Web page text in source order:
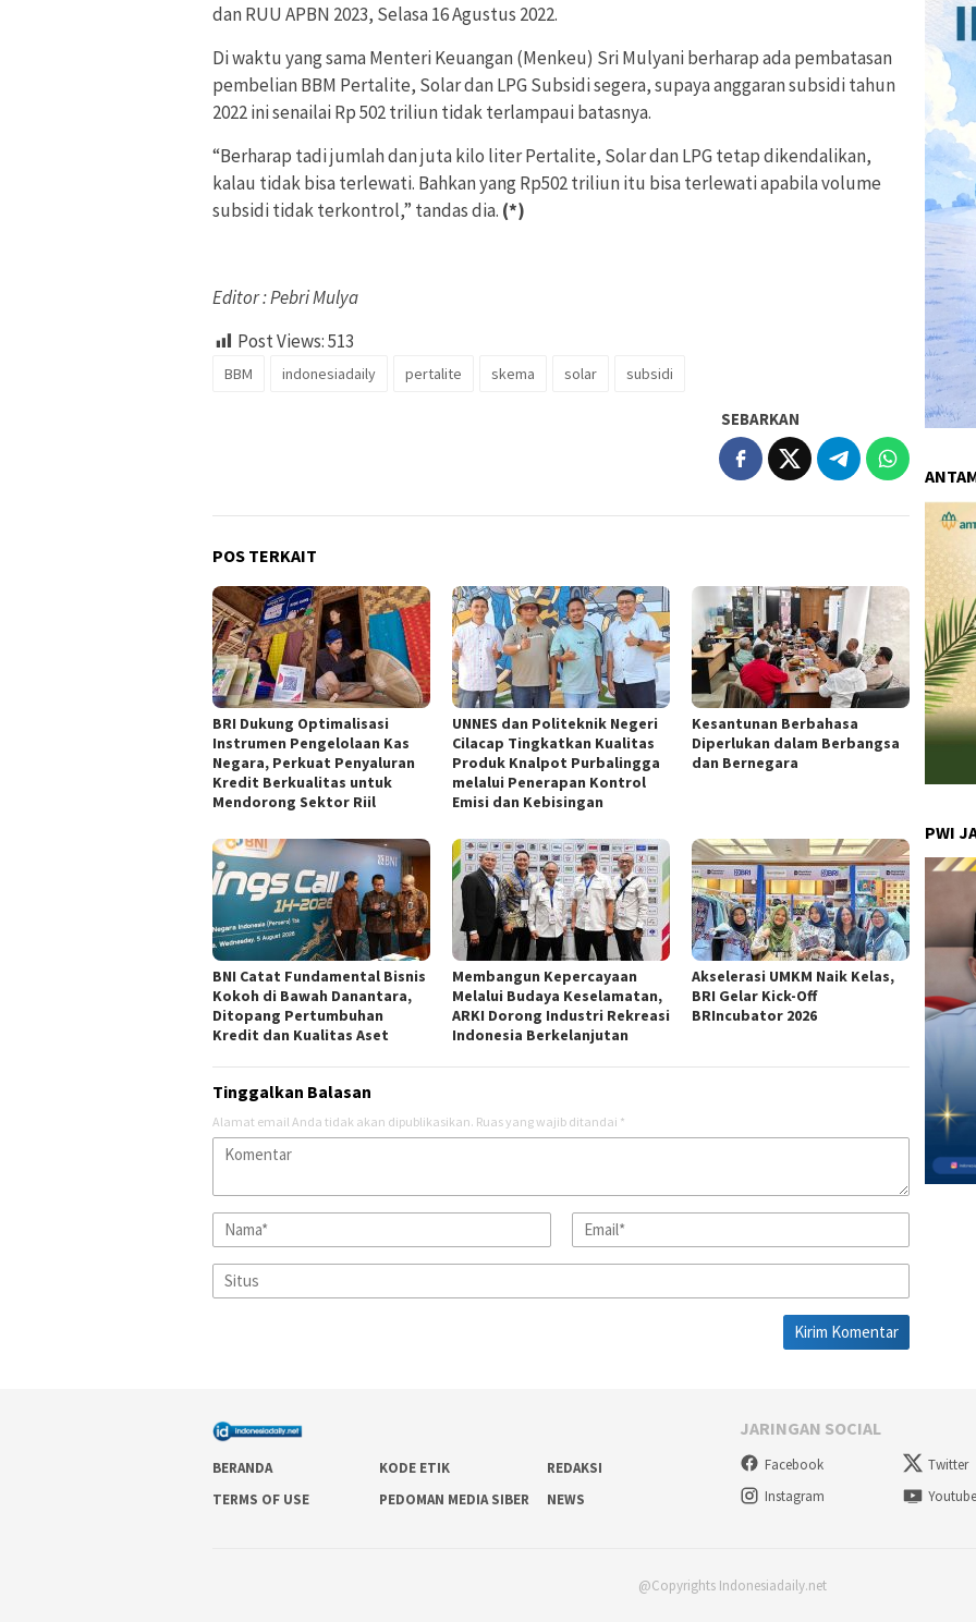
dan RUU APBN 2023, Selasa 16 Agustus 2022.
Di waktu yang sama Menteri Keuangan (Menkeu) Sri Mulyani berharap ada pembatasan
pembelian BBM Pertalite, Solar dan LPG Subsidi segera, supaya anggaran subsidi tahun
2022 ini senailai Rp 502 triliun tidak terlampaui batasnya.
“Berharap tadi jumlah dan juta kilo liter Pertalite, Solar dan LPG tetap dikendalikan,
kalau tidak bisa terlewati. Bahkan yang Rp502 triliun itu bisa terlewati apabila volume
subsidi tidak terkontrol,” tandas dia. (*)
Editor : Pebri Mulya
Post Views:513
BBM indonesiadaily pertalite skema solar subsidi
SEBARKAN
POS TERKAIT
BRI Dukung Optimalisasi
Instrumen Pengelolaan Kas
Negara, Perkuat Penyaluran
Kredit Berkualitas untuk
Mendorong Sektor Riil
UNNES dan Politeknik Negeri
Cilacap Tingkatkan Kualitas
Produk Knalpot Purbalingga
melalui Penerapan Kontrol
Emisi dan Kebisingan
Kesantunan Berbahasa
Diperlukan dalam Berbangsa
dan Bernegara
BNI Catat Fundamental Bisnis
Kokoh di Bawah Danantara,
Ditopang Pertumbuhan
Kredit dan Kualitas Aset
Membangun Kepercayaan
Melalui Budaya Keselamatan,
ARKI Dorong Industri Rekreasi
Indonesia Berkelanjutan
Akselerasi UMKM Naik Kelas,
BRI Gelar Kick-Off
BRIncubator 2026
Tinggalkan Balasan
Alamat email Anda tidak akan dipublikasikan. Ruas yang wajib ditandai *
PWI
BERANDA KODE ETIK
REDAKSI
TERMS OF USE
PEDOMAN MEDIA SIBER NEWS
JARINGAN SOCIAL
Facebook
Twitter
Instagram
@Copyrights Indonesiadaily.net